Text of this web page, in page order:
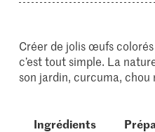
Créer de jolis œufs
c’est tout simple. La
son jardin, curcuma, chou
Ingrédients